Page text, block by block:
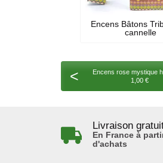
Encens Bâtons
cannelle
<
Encens rose mystique
1,00 €
Livraison
En France à
d'achats